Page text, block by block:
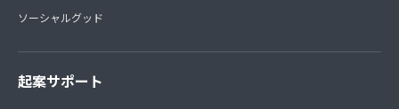
ソーシャルグッド
起案サポート